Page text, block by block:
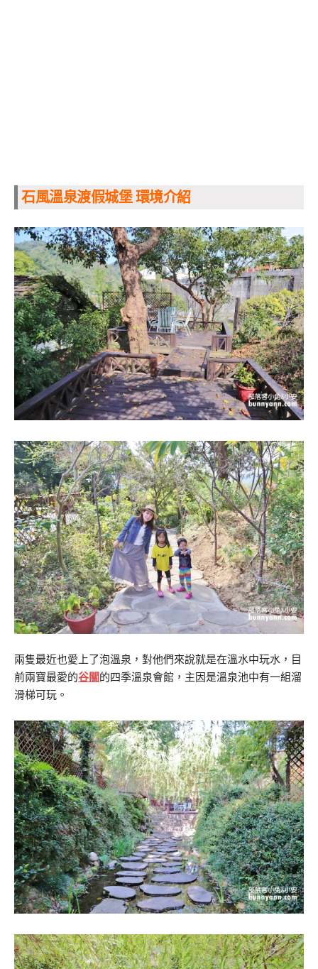
石風溫泉渡假城堡 環境介紹
兩隻最近也愛上了泡溫泉，對他們來說就是在溫水中玩水，目
前兩寶最愛的谷關的四季溫泉會館，主因是溫泉池中有一組溜
滑梯可玩。